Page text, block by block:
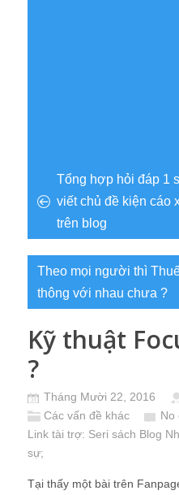
Tổng hợp hỏi đáp 1
viết chủ đề kiện cáo
trên blog
Theo mọi người thì
thông với nhau chưa ?
Kỹ thuật
?
Tháng Mười 22, 2016
Các vấn đề khác
No
Link tài trợ: Seri sách Blog
sự;
Tại thấy một bài trên